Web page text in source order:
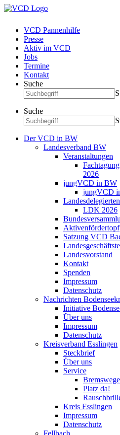
VCD Pannenhilfe
Presse
Aktiv im VCD
Jobs
Termine
Kontakt
Suche
Suche
Der VCD in BW
Landesverband BW
Veranstaltungen
2026
jungVCD in BW
jungVCD
LDK 2026
Aktivenfördertopf
Satzung VCD
Landesvorstand
Kontakt
Spenden
Impressum
Datenschutz
Nachrichten
Initiative
Über uns
Impressum
Datenschutz
Kreisverband Esslingen
Steckbrief
Über uns
Service
Bremswege
Platz da!
Kreis Esslingen
Impressum
Datenschutz
Fellbach